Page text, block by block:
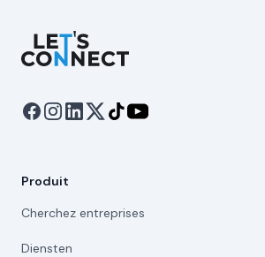
Let's Connect
Produit
Cherchez entreprises
Diensten